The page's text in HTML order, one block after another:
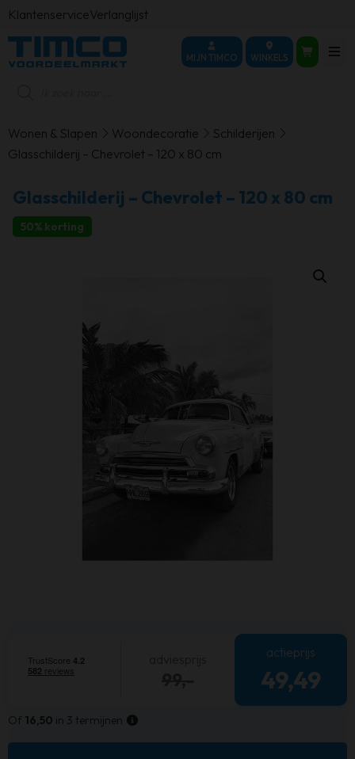
KlantenserviceVerlanglijst
MIJN TIMCO WINKELS
Wonen & Slapen Woondecoratie
Schilderijen
Glasschilderij – Chevrolet – 120 x 80 cm
Glasschilderij – Chevrolet – 120 x 80 cm
50% korting
actieprijs
49,49
Of 16,50 in 3 termijnen